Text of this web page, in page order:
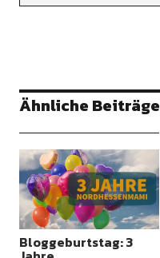
Ähnliche Beiträge
Bloggeburtstag: 3